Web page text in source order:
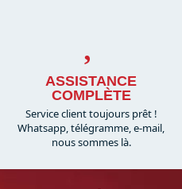
ASSISTANCE
COMPLÈTE
Service client toujours prêt !
Whatsapp, télégramme, e-mail,
nous sommes là.​